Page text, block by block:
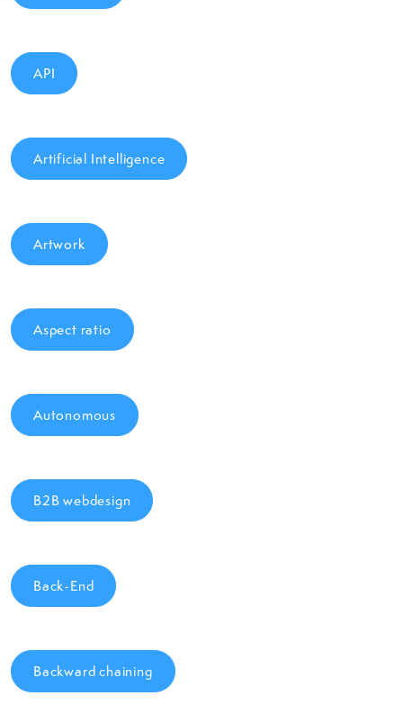
API
Artificial Intelligence
Artwork
Aspect ratio
Autonomous
B2B webdesign
Back-End
Backward chaining